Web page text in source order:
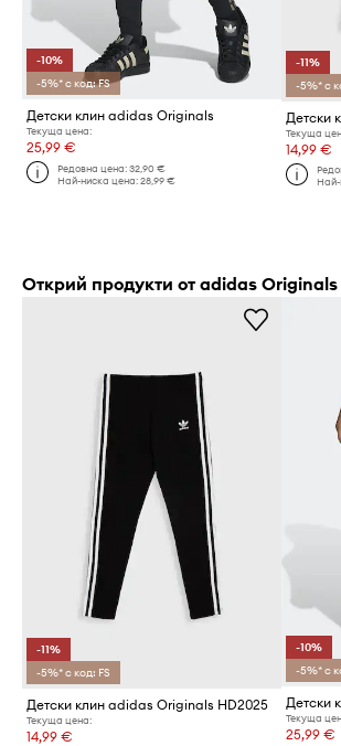
-10%
-5%* с код: FS
Детски клин adidas Originals
Текуща цена:
25,99 €
Редовна цена:32,90 €
Най-ниска цена:28,99 €
-11%
-5%* с
Детски
Текуща
14,99 €
Най-
Открий продукти от adidas Originals
-11%
-5%* с код: FS
Детски клин adidas Originals HD2025
Текуща цена:
14,99 €
-10%
-5%* с
Детски
Текуща
25,99 €